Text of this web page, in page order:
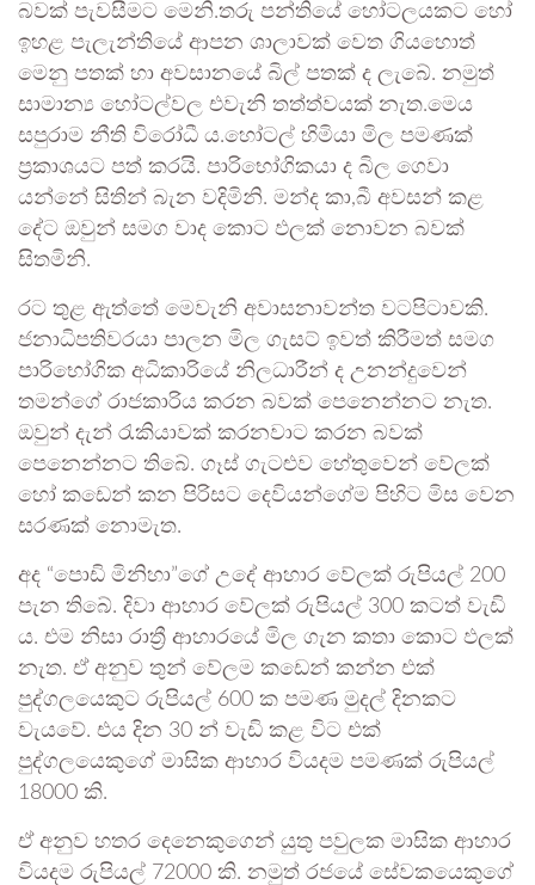
බවක් පැවසීමට මෙනි.තරු පන්තියේ හෝටලයකට හෝ
ඉහළ පැලැන්තියේ ආපන ශාලාවක් වෙත ගියහොත්
මෙනු පතක් හා අවසානයේ බිල් පතක් ද ලැබේ. නමුත්
සාමාන්‍ය හෝටල්වල එවැනි තත්ත්වයක් නැත.මෙය
සපුරාම නීති විරෝධී ය.හෝටල් හිමියා මිල පමණක්
ප්‍රකාශයට පත් කරයි. පාරිභෝගිකයා ද බිල ගෙවා
යන්නේ සිතින් බැන වදිමිනි. මන්ද කා,බී අවසන් කළ
දේට ඔවුන් සමග වාද කොට ඵලක් නොවන බවක්
සිතමිනි.
රට තුළ ඇත්තේ මෙවැනි අවාසනාවන්ත වටපිටාවකි.
ජනාධිපතිවරයා පාලන මිල ගැසට් ඉවත් කිරීමත් සමග
පාරිභෝගික අධිකාරියේ නිලධාරීන් ද උනන්දුවෙන්
තමන්ගේ රාජකාරිය කරන බවක් පෙනෙන්නට නැත.
ඔවුන් දැන් රැකියාවක් කරනවාට කරන බවක්
පෙනෙන්නට තිබේ. ගෑස් ගැටළුව හේතුවෙන් වේලක්
හෝ කඩෙන් කන පිරිසට දෙවියන්ගේම පිහිට මිස වෙන
සරණක් නොමැත.
අද “පොඩි මිනිහා”ගේ උදේ ආහාර වේලක් රුපියල් 200
පැන තිබේ. දිවා ආහාර වේලක් රුපියල් 300 කටත් වැඩි
ය. එම නිසා රාත්‍රී ආහාරයේ මිල ගැන කතා කොට ඵලක්
නැත. ඒ අනුව තුන් වේලම කඩෙන් කන්න එක්
පුද්ගලයෙකුට රුපියල් 600 ක පමණ මුදල් දිනකට
වැයවේ. එය දින 30 න් වැඩි කළ විට එක්
පුද්ගලයෙකුගේ මාසික ආහාර වියදම පමණක් රුපියල්
18000 කි.
ඒ අනුව හතර දෙනෙකුගෙන් යුතු පවුලක මාසික ආහාර
වියදම රුපියල් 72000 කි. නමුත් රජයේ සේවකයෙකුගේ